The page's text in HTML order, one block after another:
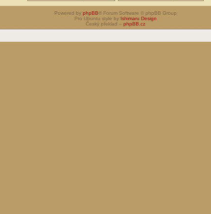
Powered by phpBB® Forum Software © phpBB Group
Pro Ubuntu style by Ishimaru Design
Český překlad – phpBB.cz